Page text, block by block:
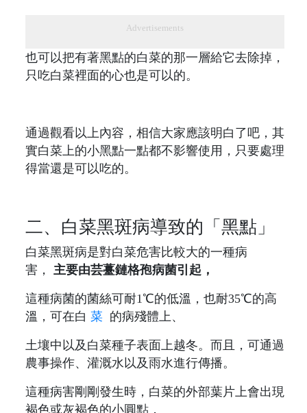
Advertisements
也可以把有著黑點的白菜的那一層給它去除掉，
只吃白菜裡面的心也是可以的。
通過觀看以上內容，相信大家應該明白了吧，其
實白菜上的小黑點一點都不影響使用，只要處理
得當還是可以吃的。
二、白菜黑斑病導致的「黑點」
白菜黑斑病是對白菜危害比較大的一種病
害， 主要由芸薹鏈格孢病菌引起，
這種病菌的菌絲可耐1℃的低溫，也耐35℃的高
溫，可在白 菜 的病殘體上、
土壤中以及白菜種子表面上越冬。而且，可通過
農事操作、灌溉水以及雨水進行傳播。
這種病害剛剛發生時，白菜的外部葉片上會出現
褐色或灰褐色的小圓點，